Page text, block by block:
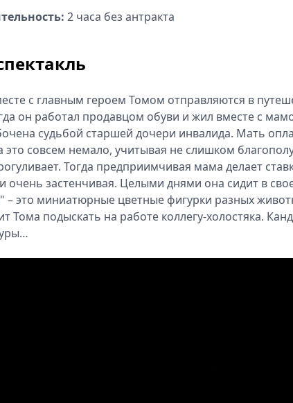
2 часа без антракта
с главным героем Томом отправляются в
он работал продавцом обуви и жил вместе с
судьбой старшей дочери инвалида. Мать
это совсем немало, учитывая не слишком
Тогда предприимчивая мама делает
очень застенчивая. Целыми днями она сидит в
– это миниатюрные цветные фигурки разных
Тома подыскать на работе коллегу-холостяка.